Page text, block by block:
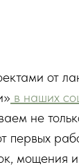
от
в наших
не
первых
мощения